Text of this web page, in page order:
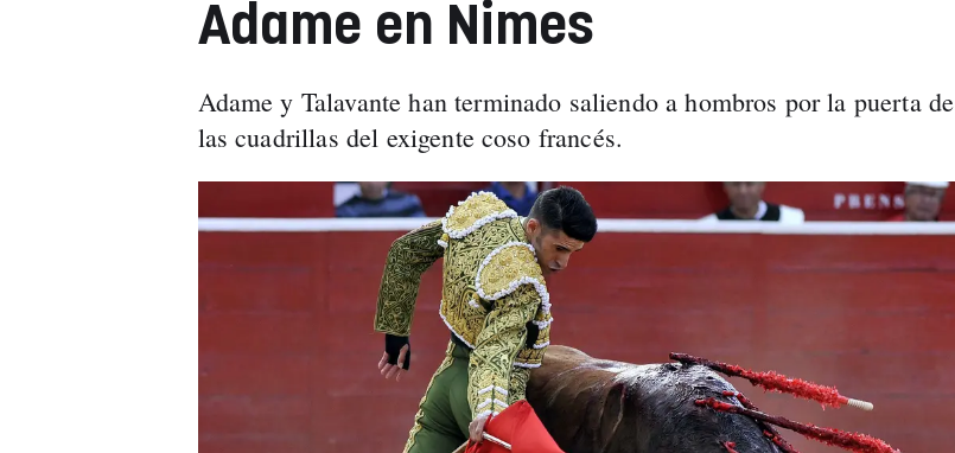
Adame en Nimes
Adame y Talavante han terminado saliendo a hombros por la puerta de
las cuadrillas del exigente coso francés.